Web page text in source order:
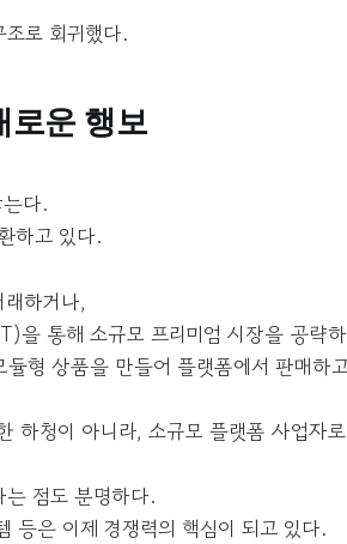
로 회귀했다.
로운 행보
다.
하고 있다.
하거나,
을 통해 소규모 프리미엄 시장을 공략
듈형 상품을 만들어 플랫폼에서 판매하
하청이 아니라, 소규모 플랫폼 사업자
점도 분명하다.
등은 이제 경쟁력의 핵심이 되고 있다.